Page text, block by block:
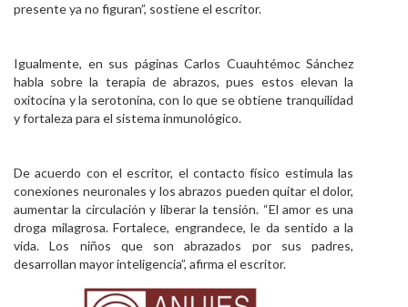
presente ya no figuran”, sostiene el escritor.
Igualmente, en sus páginas Carlos Cuauhtémoc Sánchez
habla sobre la terapia de abrazos, pues estos elevan la
oxitocina y la serotonina, con lo que se obtiene tranquilidad
y fortaleza para el sistema inmunológico.
De acuerdo con el escritor, el contacto físico estimula las
conexiones neuronales y los abrazos pueden quitar el dolor,
aumentar la circulación y liberar la tensión. “El amor es una
droga milagrosa. Fortalece, engrandece, le da sentido a la
vida. Los niños que son abrazados por sus padres,
desarrollan mayor inteligencia”, afirma el escritor.